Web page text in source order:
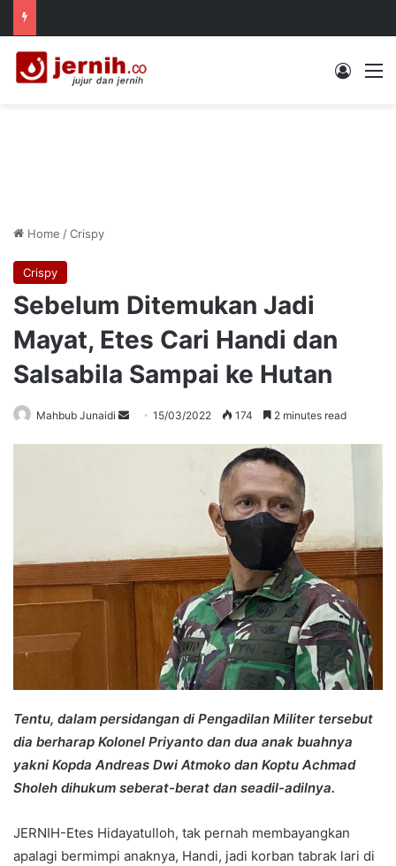
Log In
Home /Crispy
Crispy
Sebelum Ditemukan Jadi
Mayat, Etes Cari Handi dan
Salsabila Sampai ke Hutan
Mahbub Junaidi
Send15/03/2022 174 2 minutes read
Tentu, dalam persidangan di Pengadilan Militer tersebut
dia berharap Kolonel Priyanto dan dua anak buahnya
yakni Kopda Andreas Dwi Atmoko dan Koptu Achmad
Sholeh dihukum seberat-berat dan seadil-adilnya.
JERNIH-Etes Hidayatulloh, tak pernah membayangkan
apalagi bermimpi anaknya, Handi, jadi korban tabrak lari di